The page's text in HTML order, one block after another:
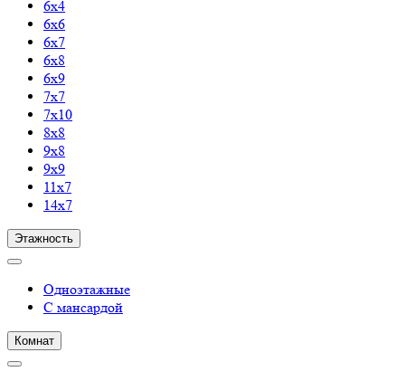
6х4
6х6
6х7
6х8
6х9
7х7
7х10
8х8
9х8
9х9
11х7
14х7
Этажность
Одноэтажные
С мансардой
Комнат